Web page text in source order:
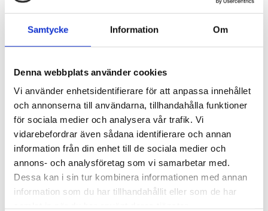
Samtycke Information Om
Denna webbplats använder cookies
Vi använder enhetsidentifierare för att anpassa innehållet
och annonserna till användarna, tillhandahålla funktioner
för sociala medier och analysera vår trafik. Vi
vidarebefordrar även sådana identifierare och annan
information från din enhet till de sociala medier och
annons- och analysföretag som vi samarbetar med.
Dessa kan i sin tur kombinera informationen med annan
information som du har tillhandahållit eller som de har
THULE PRORIDE BLACK
Storsäljande
takcykelhållare
2 395 kr
2 595 kr
THULE DOCKGLIDE
Horisontell kajakhållare
1 495 kr
3 145 kr